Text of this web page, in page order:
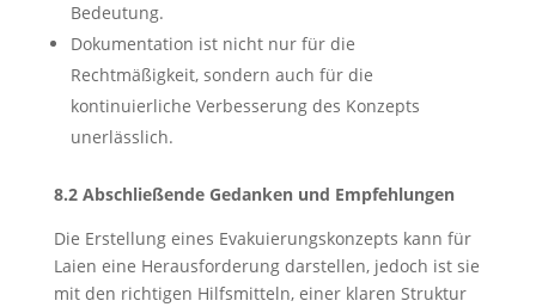
Bedeutung.
Dokumentation ist nicht nur für die
Rechtmäßigkeit, sondern auch für die
kontinuierliche Verbesserung des Konzepts
unerlässlich.
8.2 Abschließende Gedanken und Empfehlungen
Die Erstellung eines Evakuierungskonzepts kann für
Laien eine Herausforderung darstellen, jedoch ist sie
mit den richtigen Hilfsmitteln, einer klaren Struktur